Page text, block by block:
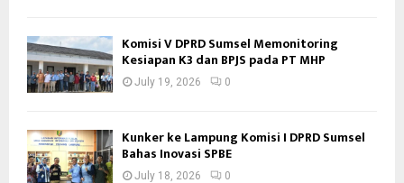
Komisi V DPRD Sumsel Memonitoring
Kesiapan K3 dan BPJS pada PT MHP
July 19, 2026 0
Kunker ke Lampung Komisi I DPRD Sumsel
Bahas Inovasi SPBE
July 18, 2026 0